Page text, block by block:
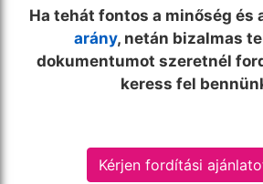
Ha tehát fontos a minőség és
arány, netán bizalmas
dokumentumot szeretnél
keress fel
Kérjen fordítási